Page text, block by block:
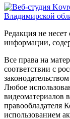
Редакция не несет
информации,
Все права на
соответствии с
Любое
видеоматериалов
правообладателя
использованием